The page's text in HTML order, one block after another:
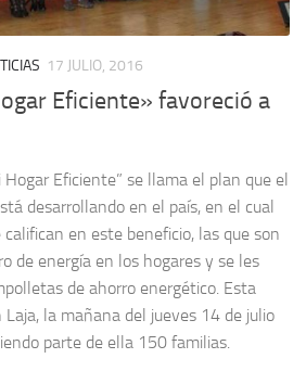
17 JULIO, 2016
Eficiente» favoreció a
Hogar Eficiente” se llama el plan que el
desarrollando en el país, en el cual
en este beneficio, las que son
de energía en los hogares y se les
de ahorro energético. Esta
la mañana del jueves 14 de julio
parte de ella 150 familias.